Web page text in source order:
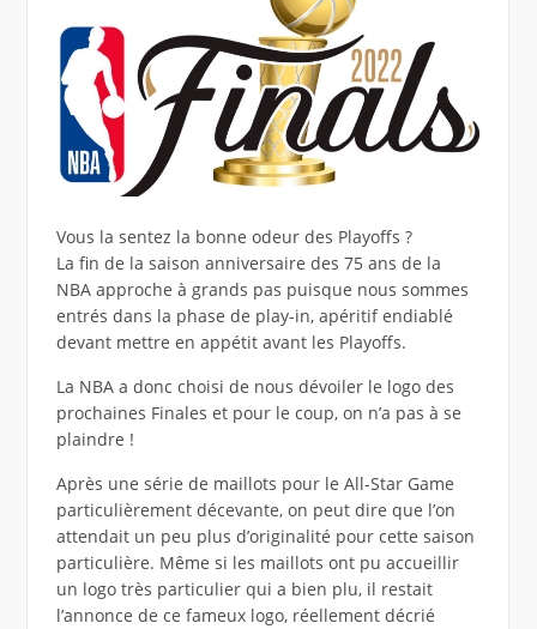
Vous la sentez la bonne odeur des Playoffs ?
La fin de la saison anniversaire des 75 ans de la
NBA approche à grands pas puisque nous sommes
entrés dans la phase de play-in, apéritif endiablé
devant mettre en appétit avant les Playoffs.
La NBA a donc choisi de nous dévoiler le logo des
prochaines Finales et pour le coup, on n’a pas à se
plaindre !
Après une série de maillots pour le All-Star Game
particulièrement décevante, on peut dire que l’on
attendait un peu plus d’originalité pour cette saison
particulière. Même si les maillots ont pu accueillir
un logo très particulier qui a bien plu, il restait
l’annonce de ce fameux logo, réellement décrié